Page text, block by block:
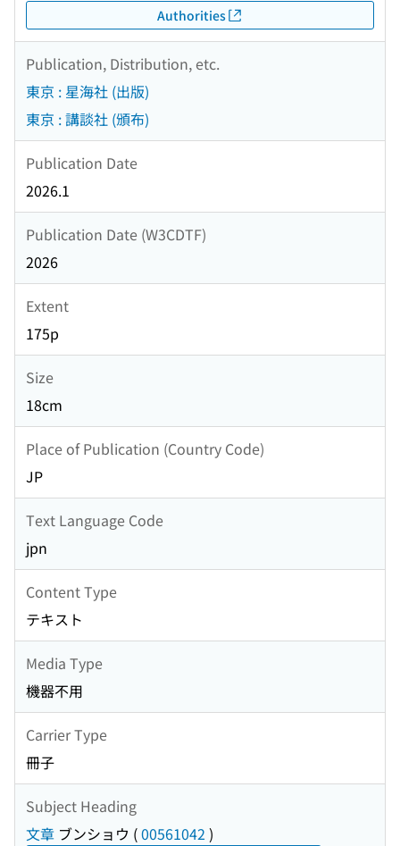
Authorities
Publication, Distribution, etc.
東京 : 星海社 (出版)
東京 : 講談社 (頒布)
Publication Date
2026.1
Publication Date (W3CDTF)
2026
Extent
175p
Size
18cm
Place of Publication (Country Code)
JP
Text Language Code
jpn
Content Type
テキスト
Media Type
機器不用
Carrier Type
冊子
Subject Heading
文章 ブンショウ (00561042 )